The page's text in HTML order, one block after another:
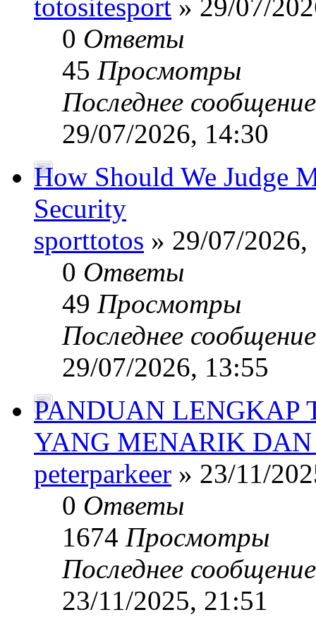
totositesport » 29/07/
0 Ответы
45 Просмотры
Последнее
29/07/2026, 14:30
How Should We Judge
Security
sporttotos » 29/07/2026,
0 Ответы
49 Просмотры
Последнее
29/07/2026, 13:55
PANDUAN LENGKAP
YANG MENARIK
peterparkeer » 23/11/
0 Ответы
1674 Просмотры
Последнее
23/11/2025, 21:51